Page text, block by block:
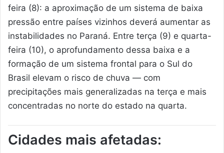
feira (8): a aproximação de um sistema de baixa
pressão entre países vizinhos deverá aumentar as
instabilidades no Paraná. Entre terça (9) e quarta-
feira (10), o aprofundamento dessa baixa e a
formação de um sistema frontal para o Sul do
Brasil elevam o risco de chuva — com
precipitações mais generalizadas na terça e mais
concentradas no norte do estado na quarta.
Cidades mais afetadas: